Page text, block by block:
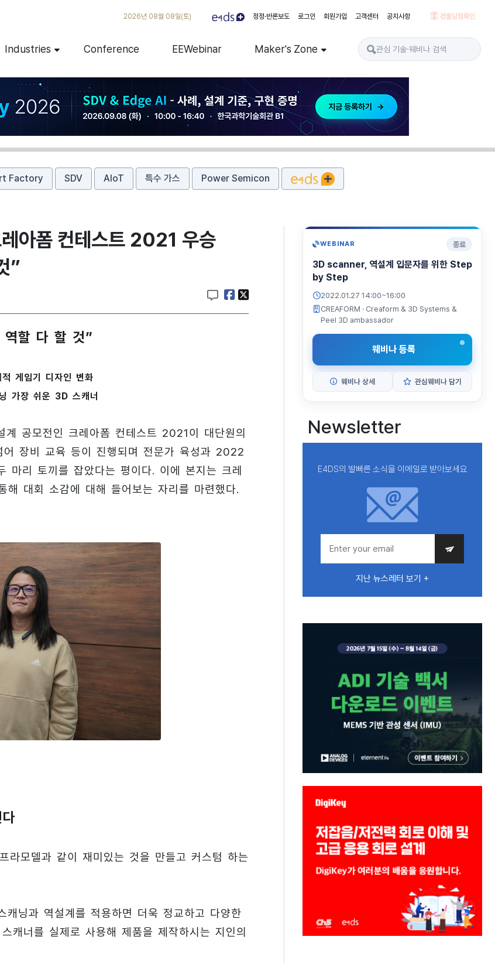
2026년 08월 08일(토) 정정·반론보도 로그인 회원가입 고객센터 공지사항 경품당첨확인
Industries Conference EEWebinar Maker's Zone
Factory SDV AIoT 특수 가스 Power Semicon
아폼 컨테스트 2021 우승
”
역할 다 할 것”
게임기 디자인 변화
가장 쉬운 3D 스캐너
공모전인 크레아폼 컨테스트 2021이 대단원의
장비 교육 등이 진행되며 전문가 육성과 2022
마리 토끼를 잡았다는 평이다. 이에 본지는 크레
대회 소감에 대해 들어보는 자리를 마련했다.
라모델과 같이 재미있는 것을 만들고 커스텀 하는
닝과 역설계를 적용하면 더욱 정교하고 다양한
너를 실제로 사용해 제품을 제작하시는 지인의
WEBINAR 종료
3D scanner, 역설계 입문자를 위한 Step
by Step
2022.01.27 14:00~16:00
CREAFORM · Creaform & 3D Systems &
Peel 3D ambassador
웨비나 등록
웨비나 상세 관심웨비나 담기
Newsletter
E4DS의 발빠른 소식을 이메일로 받아보세요
지난 뉴스레터 보기 +